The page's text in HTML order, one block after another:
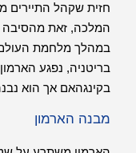
חזית שקהל
המלכה, זאת מהסיבה
במהלך מלחמת העולם
בריטניה, נפגע
בקינגהאם אך הוא
מבנה הארמון